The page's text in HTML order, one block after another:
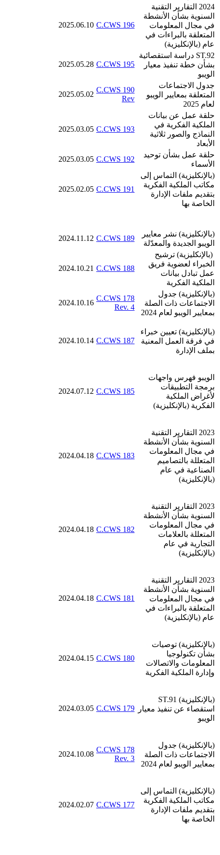
2024 التقارير التقنية
السنوية بشأن الأنشطة
في مجال المعلومات
المتعلقة بالبراءات في
عام (بالإنكليزية)
C.CWS 196
2025.06.10
ST.92 دراسة استقصائية
بشأن خطة تنفيذ معيار
الويبو
C.CWS 195
2025.05.28
جدول الاجتماعات
المتعلقة بمعايير الويبو
لعام 2025
C.CWS 190
Rev
2025.05.02
حلقة عمل عن بيانات
الملكية الفكرية في
النماذج والصور ثلاثية
الأبعاد
C.CWS 193
2025.03.05
حلقة عمل بشأن توحيد
الأسماء
C.CWS 192
2025.03.05
(بالإنكليزية) التماس إلى
مكاتب الملكية الفكرية
بتقديم ملفات الإدارة
الخاصة بها
C.CWS 191
2025.02.05
(بالإنكليزية) نشر معايير
الويبو الجديدة والمعدّلة
C.CWS 189
2024.11.12
(بالإنكليزية) ترشيح
الخبراء لعضوية فريق
عمل تبادل بيانات
الملكية الفكرية
C.CWS 188
2024.10.21
(بالإنكليزية) جدول
الاجتماعات ذات الصلة
بمعايير الويبو لعام 2024
C.CWS 178
Rev. 4
2024.10.16
(بالإنكليزية) تعيين خبراء
في فرقة العمل المعنية
بملف الإدارة
C.CWS 187
2024.10.14
الويبو فهرس واجهات
برمجة التطبيقات
لأغراض الملكية
الفكرية (بالإنكليزية)
C.CWS 185
2024.07.12
2023 التقارير التقنية
السنوية بشأن الأنشطة
في مجال المعلومات
المتعللة بالتصاميم
الصناعية في عام
(بالإنكليزية)
C.CWS 183
2024.04.18
2023 التقارير التقنية
السنوية بشأن الأنشطة
في مجال المعلومات
المتعللة بالعلامات
التجارية في عام
(بالإنكليزية)
C.CWS 182
2024.04.18
2023 التقارير التقنية
السنوية بشأن الأنشطة
في مجال المعلومات
المتعلقة بالبراءات في
عام (بالإنكليزية)
C.CWS 181
2024.04.18
(بالإنكليزية) توصيات
بشأن تكنولوجيا
المعلومات والاتصالات
وإدارة الملكية الفكرية
C.CWS 180
2024.04.15
(بالإنكليزية) ST.91
استقصاء عن تنفيذ معيار
الويبو
C.CWS 179
2024.03.05
(بالإنكليزية) جدول
الاجتماعات ذات الصلة
بمعايير الويبو لعام 2024
C.CWS 178
Rev. 3
2024.10.08
(بالإنكليزية) التماس إلى
مكاتب الملكية الفكرية
بتقديم ملفات الإدارة
الخاصة بها
C.CWS 177
2024.02.07